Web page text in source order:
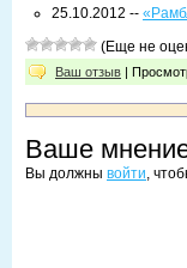
25.10.2012 --
(Еще не
Ваш отзыв |
Ваше
Вы должны войти,